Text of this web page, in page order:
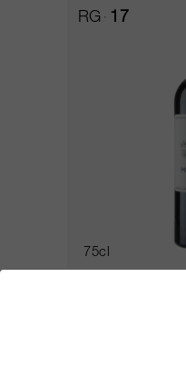
RG 17
75cl